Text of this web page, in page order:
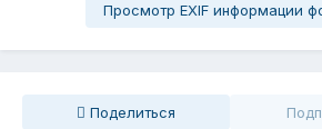
Просмотр EXIF информации
Поделиться